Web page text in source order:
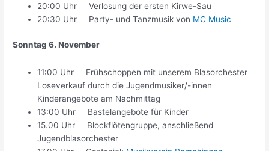
20:00 Uhr Verlosung der ersten Kirwe-Sau
20:30 Uhr Party- und Tanzmusik von MC Music
Sonntag 6. November
11:00 Uhr Frühschoppen mit unserem Blasorchester
Loseverkauf durch die Jugendmusiker/-innen
Kinderangebote am Nachmittag
13:00 Uhr Bastelangebote für Kinder
15.00 Uhr Blockflötengruppe, anschließend
Jugendblasorchester